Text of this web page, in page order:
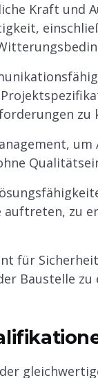
Kraft und
zu
zu
für
Baustelle